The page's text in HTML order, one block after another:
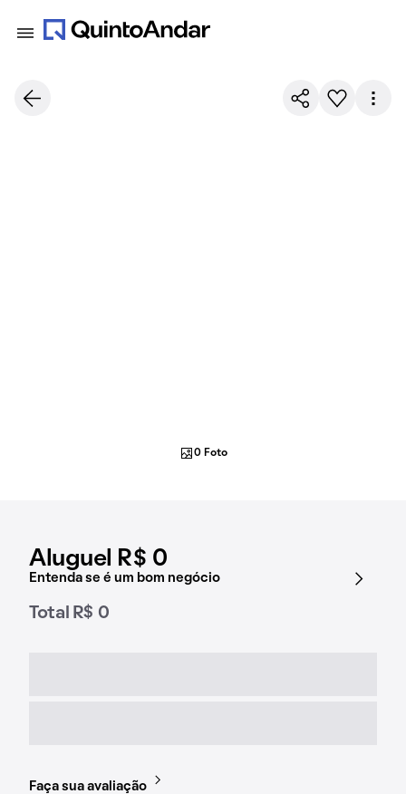
Aluguel R$ 0
Entenda se é um bom negócio
Total R$ 0
Faça sua avaliação
0 Foto